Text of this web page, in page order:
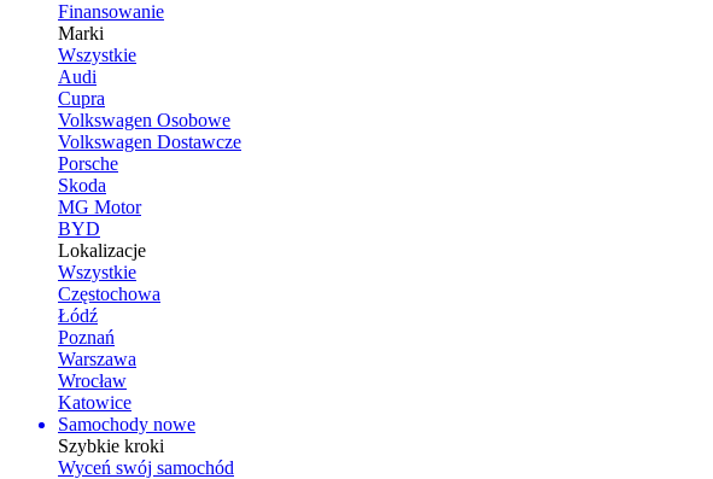
Finansowanie
Marki
Wszystkie
Audi
Cupra
Volkswagen Osobowe
Volkswagen Dostawcze
Porsche
Skoda
MG Motor
BYD
Lokalizacje
Wszystkie
Częstochowa
Łódź
Poznań
Warszawa
Wrocław
Katowice
Samochody nowe
Szybkie kroki
Wyceń swój samochód